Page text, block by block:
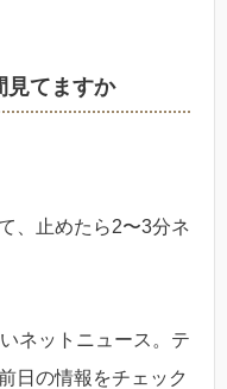
見てますか
、止めたら2〜3分ネ
ネットニュース。テ
日の情報をチェック